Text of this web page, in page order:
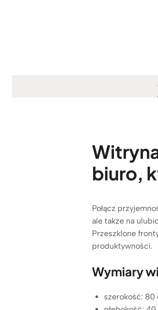
biuro,
Połącz
ale także na
Przeszklone
produktywności.
Wymiary
szerokość: 80